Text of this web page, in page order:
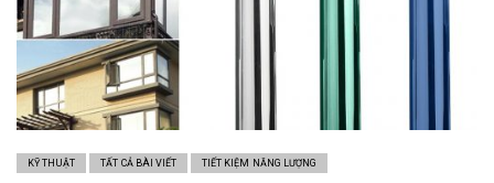
KỸ THUẬT TẤT CẢ BÀI VIẾT TIẾT KIỆM NĂNG LƯỢNG